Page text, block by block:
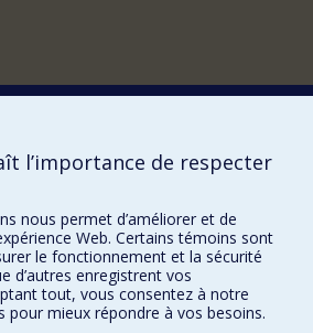
SCIENCES
l’importance de respecter
nous permet d’améliorer et de
Web. Certains témoins sont
le fonctionnement et la sécurité
d’autres enregistrent vos
tout, vous consentez à notre
pour mieux répondre à vos besoins.